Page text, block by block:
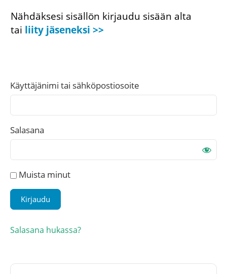
Nähdäksesi sisällön kirjaudu sisään alta
tai liity jäseneksi >>
Käyttäjänimi tai sähköpostiosoite
Salasana
Muista minut
Salasana hukassa?